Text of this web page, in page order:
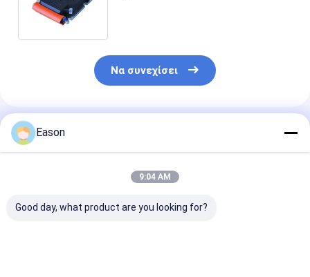
Να συνεχίσει
Συνιστώμενα Προϊόντα
Eason
9:04 AM
Good day, what product are you looking for?